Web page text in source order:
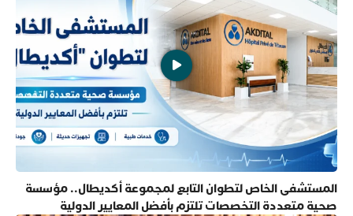
المستشفى الخاص لتطوان التابع لمجموعة أكديطال.. مؤسسة
صحية متعددة التخصصات تلتزم بأفضل المعايير الدولية